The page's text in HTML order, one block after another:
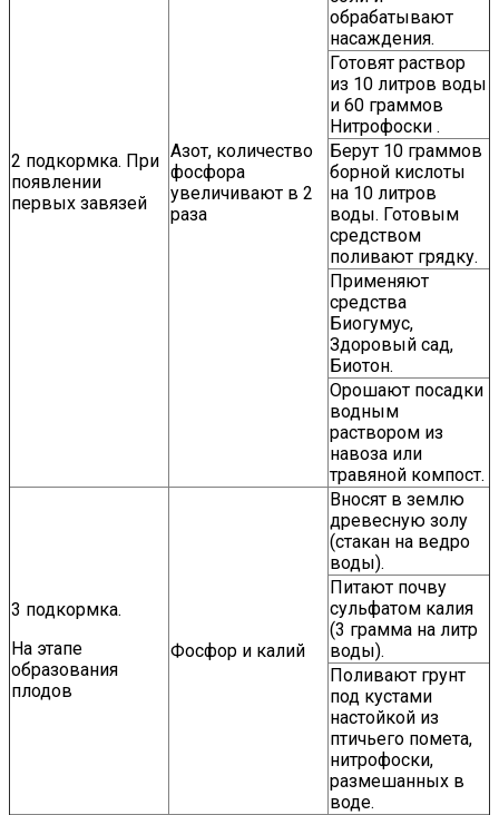
2 подкормка. При
появлении
первых завязей
Азот, количество
фосфора
увеличивают в 2
раза
обрабатывают
насаждения.
Готовят раствор
из 10 литров воды
и 60 граммов
Нитрофоски .
Берут 10 граммов
борной кислоты
на 10 литров
воды. Готовым
средством
поливают грядку.
Применяют
средства
Биогумус,
Здоровый сад,
Биотон.
Орошают посадки
водным
раствором из
навоза или
травяной компост.
3 подкормка.
На этапе
образования
плодов
Фосфор и калий
Вносят в землю
древесную золу
(стакан на ведро
воды).
Питают почву
сульфатом калия
(3 грамма на литр
воды).
Поливают грунт
под кустами
настойкой из
птичьего помета,
нитрофоски,
размешанных в
воде.